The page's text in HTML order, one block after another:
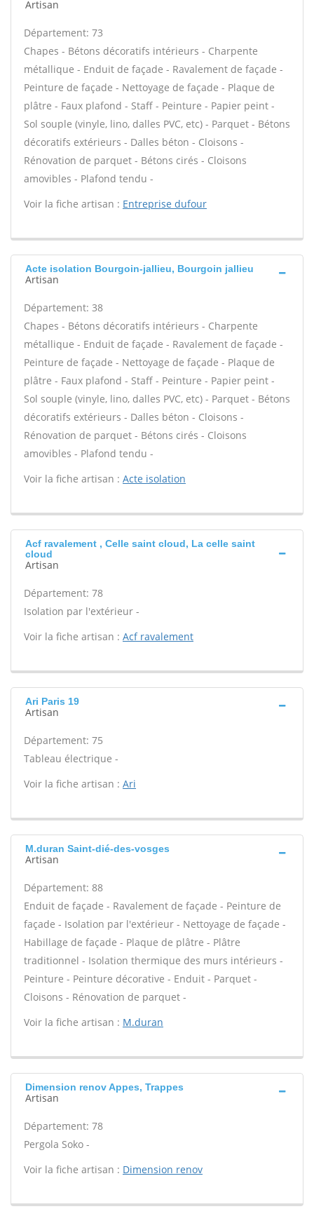
Artisan
Département: 73
Chapes - Bétons décoratifs intérieurs - Charpente
métallique - Enduit de façade - Ravalement de façade -
Peinture de façade - Nettoyage de façade - Plaque de
plâtre - Faux plafond - Staff - Peinture - Papier peint -
Sol souple (vinyle, lino, dalles PVC, etc) - Parquet - Bétons
décoratifs extérieurs - Dalles béton - Cloisons -
Rénovation de parquet - Bétons cirés - Cloisons
amovibles - Plafond tendu -
Voir la fiche artisan : Entreprise dufour
Acte isolation Bourgoin-jallieu, Bourgoin jallieu
Artisan
Département: 38
Chapes - Bétons décoratifs intérieurs - Charpente
métallique - Enduit de façade - Ravalement de façade -
Peinture de façade - Nettoyage de façade - Plaque de
plâtre - Faux plafond - Staff - Peinture - Papier peint -
Sol souple (vinyle, lino, dalles PVC, etc) - Parquet - Bétons
décoratifs extérieurs - Dalles béton - Cloisons -
Rénovation de parquet - Bétons cirés - Cloisons
amovibles - Plafond tendu -
Voir la fiche artisan : Acte isolation
Acf ravalement , Celle saint cloud, La celle saint
cloud
Artisan
Département: 78
Isolation par l'extérieur -
Voir la fiche artisan : Acf ravalement
Ari Paris 19
Artisan
Département: 75
Tableau électrique -
Voir la fiche artisan : Ari
M.duran Saint-dié-des-vosges
Artisan
Département: 88
Enduit de façade - Ravalement de façade - Peinture de
façade - Isolation par l'extérieur - Nettoyage de façade -
Habillage de façade - Plaque de plâtre - Plâtre
traditionnel - Isolation thermique des murs intérieurs -
Peinture - Peinture décorative - Enduit - Parquet -
Cloisons - Rénovation de parquet -
Voir la fiche artisan : M.duran
Dimension renov Appes, Trappes
Artisan
Département: 78
Pergola Soko -
Voir la fiche artisan : Dimension renov